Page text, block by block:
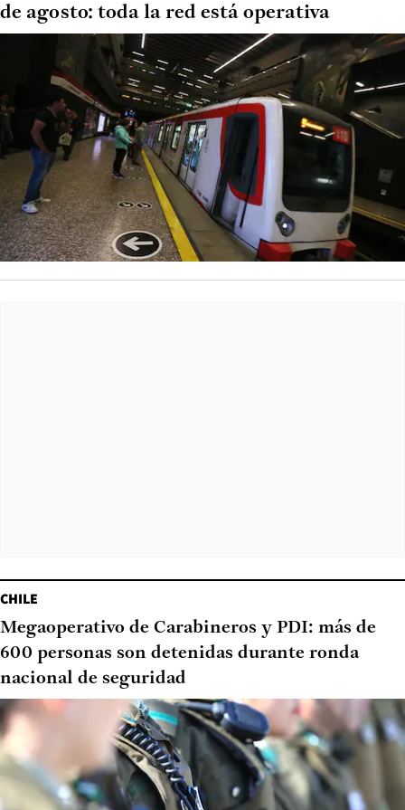
de agosto: toda la red está operativa
CHILE
Megaoperativo de Carabineros y PDI: más de
600 personas son detenidas durante ronda
nacional de seguridad